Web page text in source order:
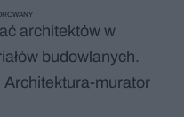
architektów w
budowlanych.
Architektura-murator